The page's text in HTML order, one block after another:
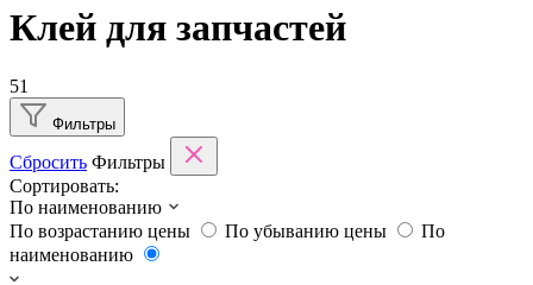
Клей для запчастей
51
Фильтры
Сбросить Фильтры
Сортировать:
По наименованию
По возрастанию цены
По убыванию цены
По
наименованию